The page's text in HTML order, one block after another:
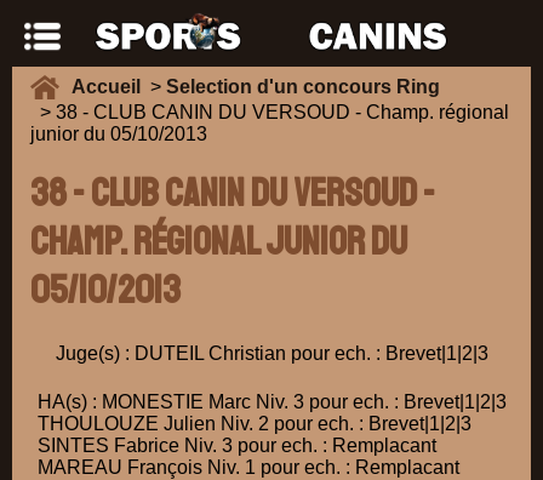
Accueil > Selection d'un concours Ring
> 38 - CLUB CANIN DU VERSOUD - Champ. régional
junior du 05/10/2013
38 - CLUB CANIN DU VERSOUD -
Champ. régional junior du
05/10/2013
Juge(s) : DUTEIL Christian pour ech. : Brevet|1|2|3
HA(s) : MONESTIE Marc Niv. 3 pour ech. : Brevet|1|2|3
THOULOUZE Julien Niv. 2 pour ech. : Brevet|1|2|3
SINTES Fabrice Niv. 3 pour ech. : Remplacant
MAREAU François Niv. 1 pour ech. : Remplacant